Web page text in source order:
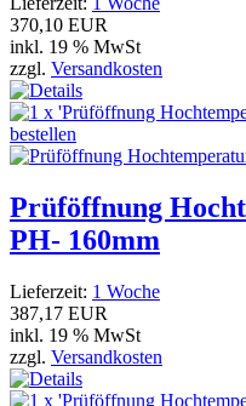
370,10 EUR
inkl. 19 % MwSt
zzgl. Versandkosten
Prüföffnung
PH- 160mm
Lieferzeit: 1 Woche
387,17 EUR
inkl. 19 % MwSt
zzgl. Versandkosten